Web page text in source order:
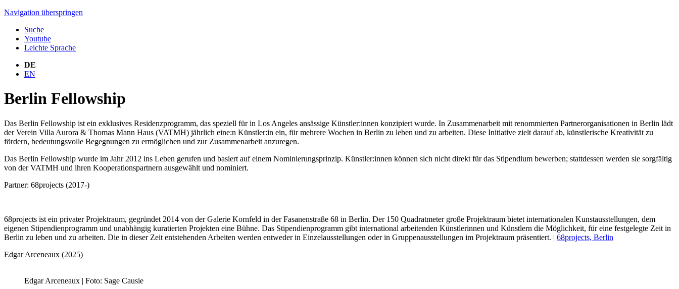
Navigation überspringen
Suche
Youtube
Leichte Sprache
DE
EN
Berlin Fellowship
Das Berlin Fellowship ist ein exklusives Residenzprogramm, das speziell für in Los Angeles ansässige Künstler:innen konzipiert wurde. In Zusammenarbeit mit renommierten Partnerorganisationen in Berlin lädt
der Verein Villa Aurora & Thomas Mann Haus (VATMH) jährlich eine:n Künstler:in ein, für mehrere Wochen in Berlin zu leben und zu arbeiten. Diese Initiative zielt darauf ab, künstlerische Kreativität zu
fördern, bedeutungsvolle Begegnungen zu ermöglichen und zur Zusammenarbeit anzuregen.
Das Berlin Fellowship wurde im Jahr 2012 ins Leben gerufen und basiert auf einem Nominierungsprinzip. Künstler:innen können sich nicht direkt für das Stipendium bewerben; stattdessen werden sie sorgfältig
von der VATMH und ihren Kooperationspartnern ausgewählt und nominiert.
Partner: 68projects (2017-)
68projects ist ein privater Projektraum, gegründet 2014 von der Galerie Kornfeld in der Fasanenstraße 68 in Berlin. Der 150 Quadratmeter große Projektraum bietet internationalen Kunstausstellungen, dem
eigenen Stipendienprogramm und unabhängig kuratierten Projekten eine Bühne. Das Stipendienprogramm gibt international arbeitenden Künstlerinnen und Künstlern die Möglichkeit, für eine festgelegte Zeit in
Berlin zu leben und zu arbeiten. Die in dieser Zeit entstehenden Arbeiten werden entweder in Einzelausstellungen oder in Gruppenausstellungen im Projektraum präsentiert. | 68projects, Berlin
Edgar Arceneaux (2025)
Edgar Arceneaux | Foto: Sage Causie